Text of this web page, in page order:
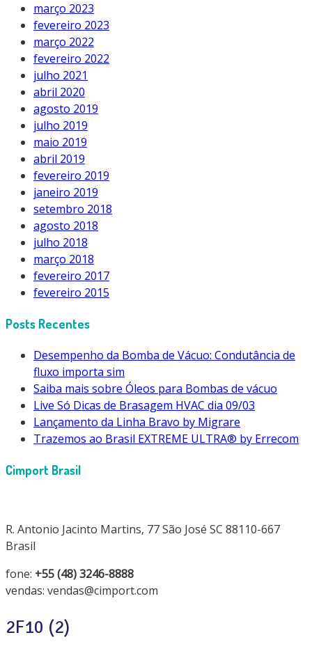
março 2023
fevereiro 2023
março 2022
fevereiro 2022
julho 2021
abril 2020
agosto 2019
julho 2019
maio 2019
abril 2019
fevereiro 2019
janeiro 2019
setembro 2018
agosto 2018
julho 2018
março 2018
fevereiro 2017
fevereiro 2015
Posts Recentes
Desempenho da Bomba de Vácuo: Condutância de
fluxo importa sim
Saiba mais sobre Óleos para Bombas de vácuo
Live Só Dicas de Brasagem HVAC dia 09/03
Lançamento da Linha Bravo by Migrare
Trazemos ao Brasil EXTREME ULTRA® by Errecom
Cimport Brasil
R. Antonio Jacinto Martins, 77 São José SC 88110-667
Brasil
fone: +55 (48) 3246-8888
vendas: vendas@cimport.com
2F10 (2)